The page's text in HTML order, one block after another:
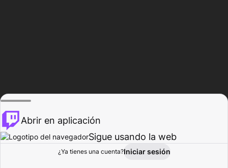
Explorar Actividad
Abrir en aplicación
Sigue usando la web
¿Ya tienes una cuenta?Iniciar sesión